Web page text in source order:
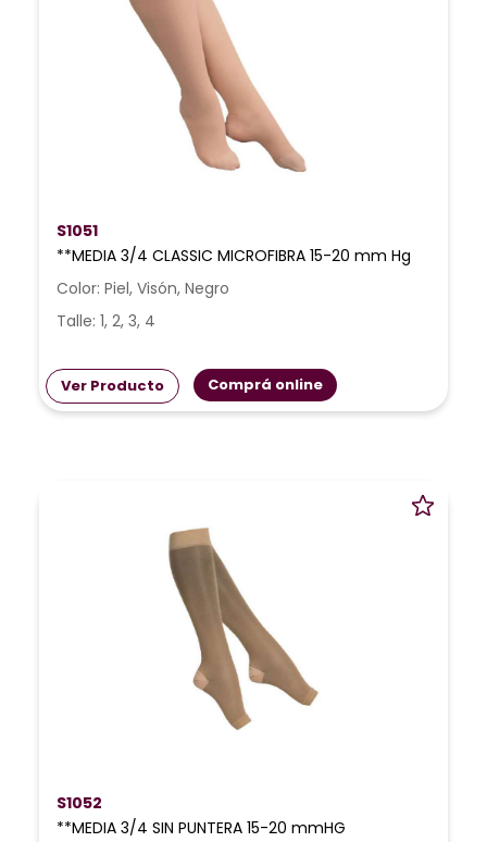
S1051
**MEDIA 3/4 CLASSIC MICROFIBRA 15-20 mm Hg
Color: Piel, Visón, Negro
Talle: 1, 2, 3, 4
Ver Producto Comprá online
S1052
**MEDIA 3/4 SIN PUNTERA 15-20 mmHG